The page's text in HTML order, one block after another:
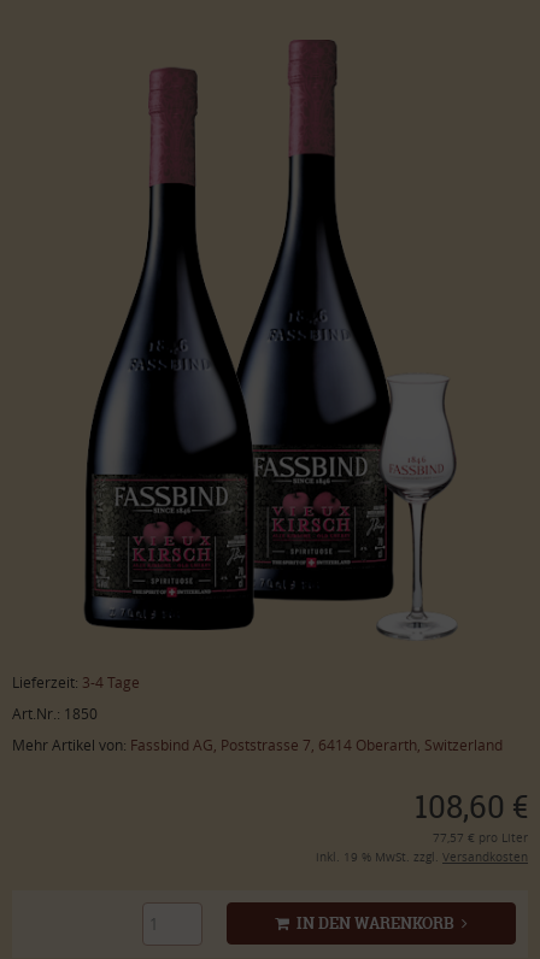
Lieferzeit: 3-4 Tage
Art.Nr.: 1850
Mehr Artikel von: Fassbind AG, Poststrasse 7, 6414 Oberarth, Switzerland
108,60 €
77,57 € pro Liter
inkl. 19 % MwSt. zzgl. Versandkosten
IN DEN WARENKORB